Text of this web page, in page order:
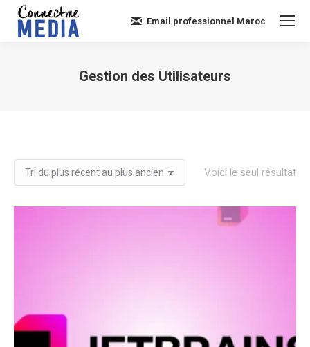
Email professionnel Maroc
Gestion des Utilisateurs
Voici le seul résultat